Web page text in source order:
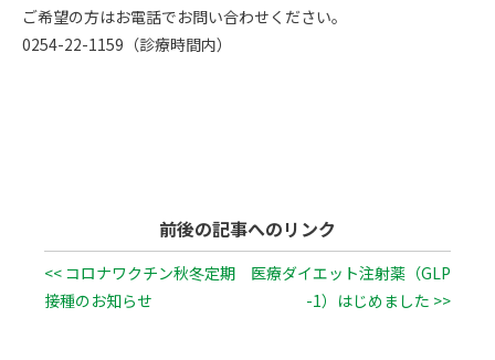
ご希望の方はお電話でお問い合わせください。
0254-22-1159（診療時間内）
前後の記事へのリンク
<< コロナワクチン秋冬定期
接種のお知らせ
医療ダイエット注射薬（GLP
-1）はじめました >>